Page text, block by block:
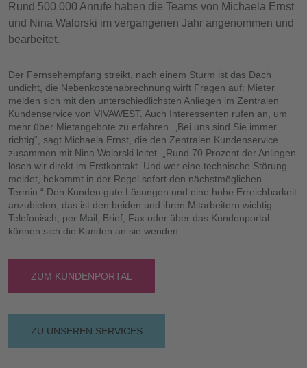
Rund 500.000 Anrufe haben die Teams von Michaela Ernst
und Nina Walorski im vergangenen Jahr angenommen und
bearbeitet.
Der Fernsehempfang streikt, nach einem Sturm ist das Dach
undicht, die Nebenkostenabrechnung wirft Fragen auf: Mieter
melden sich mit den unterschiedlichsten Anliegen im Zentralen
Kundenservice von VIVAWEST. Auch Interessenten rufen an, um
mehr über Mietangebote zu erfahren. „Bei uns sind Sie immer
richtig“, sagt Michaela Ernst, die den Zentralen Kundenservice
zusammen mit Nina Walorski leitet. „Rund 70 Prozent der Anliegen
lösen wir direkt im Erstkontakt. Und wer eine technische Störung
meldet, bekommt in der Regel sofort den nächstmöglichen
Termin.“ Den Kunden gute Lösungen und eine hohe Erreichbarkeit
anzubieten, das ist den beiden und ihren Mitarbeitern wichtig.
Telefonisch, per Mail, Brief, Fax oder über das Kundenportal
können sich die Kunden an sie wenden.
ZUM KUNDENPORTAL
ZU UNSEREN SERVICES